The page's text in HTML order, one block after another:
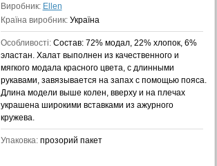
Виробник: Ellen
Країна виробник: Україна
Особливості: Состав: 72% модал, 22% хлопок, 6%
эластан. Халат выполнен из качественного и
мягкого модала красного цвета, с длинными
рукавами, завязывается на запах с помощью пояса.
Длина модели выше колен, вверху и на плечах
украшена широкими вставками из ажурного
кружева.
Упаковка: прозорий пакет